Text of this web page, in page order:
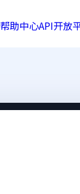
帮助中心API开放